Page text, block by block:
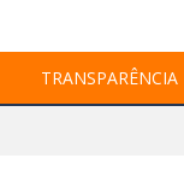
TRANSPARÊNCIA